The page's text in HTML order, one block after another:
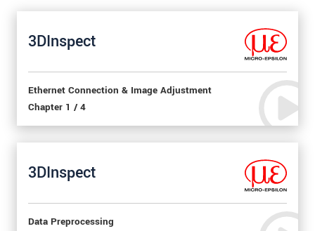
3DInspect
Ethernet Connection & Image Adjustment
Chapter 1 / 4
3DInspect
Data Preprocessing